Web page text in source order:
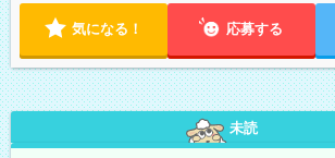
気になる！ 応募する
未読